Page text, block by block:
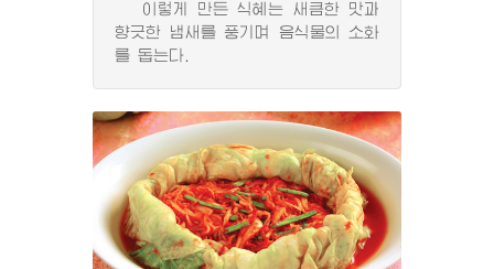
이렇게 만든 식혜는 새큼한 맛과
향긋한 냄새를 풍기며 음식물의 소화
를 돕는다.